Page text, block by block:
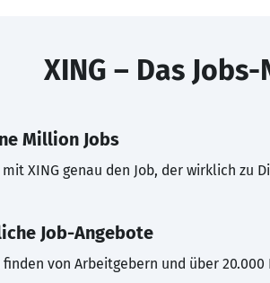
XING – Das
Million Jobs
XING genau den Job, der wirklich zu
Job-Angebote
finden von Arbeitgebern und über 20.000